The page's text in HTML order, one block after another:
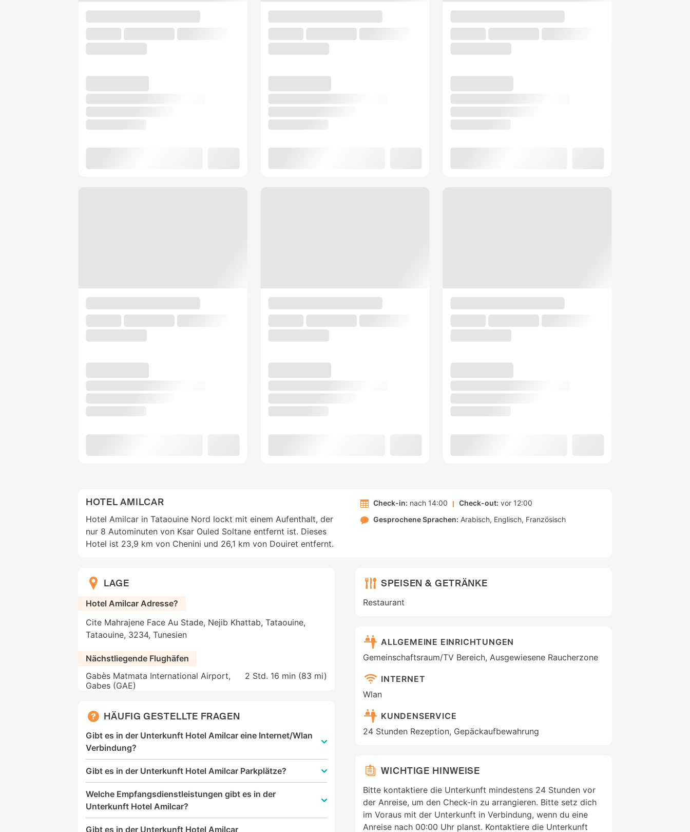
HOTEL AMILCAR
Hotel Amilcar in Tataouine Nord lockt mit einem Aufenthalt, der
nur 8 Autominuten von Ksar Ouled Soltane entfernt ist. Dieses
Hotel ist 23,9 km von Chenini und 26,1 km von Douiret entfernt.
Check-in: nach 14:00 Check-out: vor 12:00
Gesprochene Sprachen: Arabisch Englisch Französisch
LAGE
Hotel Amilcar Adresse?
Cite Mahrajene Face Au Stade, Nejib Khattab, Tataouine,
Tataouine, 3234, Tunesien
Nächstliegende Flughäfen
Gabès Matmata International Airport,
Gabes (GAE)
2 Std. 16 min (83 mi)
HÄUFIG GESTELLTE FRAGEN
Gibt es in der Unterkunft Hotel Amilcar eine Internet/Wlan
Verbindung?
Gibt es in der Unterkunft Hotel Amilcar Parkplätze?
Welche Empfangsdienstleistungen gibt es in der
Unterkunft Hotel Amilcar?
Gibt es in der Unterkunft Hotel Amilcar
SPEISEN & GETRÄNKE
Restaurant
ALLGEMEINE EINRICHTUNGEN
Gemeinschaftsraum/TV Bereich, Ausgewiesene Raucherzone
INTERNET
Wlan
KUNDENSERVICE
24 Stunden Rezeption, Gepäckaufbewahrung
WICHTIGE HINWEISE
Bitte kontaktiere die Unterkunft mindestens 24 Stunden vor
der Anreise, um den Check-in zu arrangieren. Bitte setz dich
im Voraus mit der Unterkunft in Verbindung, wenn du eine
Anreise nach 00:00 Uhr planst. Kontaktiere die Unterkunft